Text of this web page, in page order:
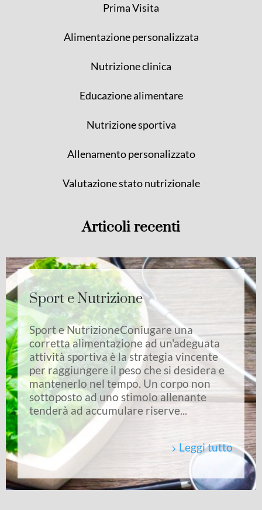
Prima Visita
Alimentazione personalizzata
Nutrizione clinica
Educazione alimentare
Nutrizione sportiva
Allenamento personalizzato
Valutazione stato nutrizionale
Articoli recenti
Sport e Nutrizione
Sport e NutrizioneConiugare una
corretta alimentazione ad un'adeguata
attività sportiva è la strategia vincente
per raggiungere il peso che si desidera e
mantenerlo nel tempo. Un corpo non
sottoposto ad uno stimolo allenante
tenderà ad accumulare riserve...
Leggi tutto